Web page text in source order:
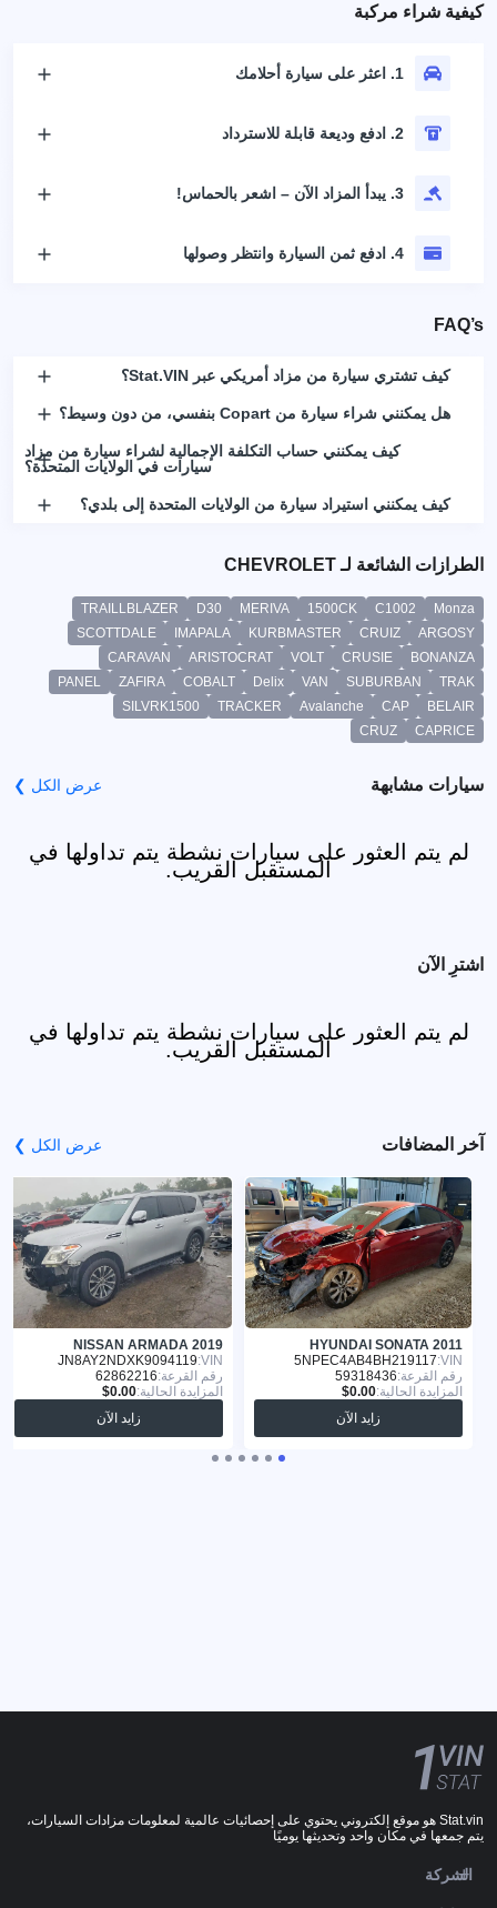
كيفية شراء مركبة
1. اعثر على سيارة أحلامك
2. ادفع وديعة قابلة للاسترداد
3. يبدأ المزاد الآن – اشعر بالحماس!
4. ادفع ثمن السيارة وانتظر وصولها
FAQ’s
كيف تشتري سيارة من مزاد أمريكي عبر Stat.VIN؟
هل يمكنني شراء سيارة من Copart بنفسي، من دون وسيط؟
كيف يمكنني حساب التكلفة الإجمالية لشراء سيارة من مزاد
سيارات في الولايات المتحدة؟
كيف يمكنني استيراد سيارة من الولايات المتحدة إلى بلدي؟
الطرازات الشائعة لـ CHEVROLET
Monza
C1002
1500CK
MERIVA
D30
TRAILLBLAZER
ARGOSY
CRUIZ
KURBMASTER
IMAPALA
SCOTTDALE
BONANZA
CRUSIE
VOLT
ARISTOCRAT
CARAVAN
TRAK
SUBURBAN
VAN
Delix
COBALT
ZAFIRA
PANEL
BELAIR
CAP
Avalanche
TRACKER
SILVRK1500
CAPRICE
CRUZ
سيارات مشابهة عرض الكل ❯
لم يتم العثور على سيارات نشطة يتم تداولها في
المستقبل القريب.
اشترِ الآن
لم يتم العثور على سيارات نشطة يتم تداولها في
المستقبل القريب.
آخر المضافات عرض الكل ❯
HYUNDAI SONATA 2011
VIN:
5NPEC4AB4BH219117
رقم القرعة:59318436
المزايدة الحالية:
زايد الآن
NISSAN ARMADA 2019
VIN:
JN8AY2NDXK9094119
رقم القرعة:62862216
المزايدة الحالية:
زايد الآن
Stat.vin هو موقع إلكتروني يحتوي على إحصائيات عالمية لمعلومات مزادات السيارات،
يتم جمعها في مكان واحد وتحديثها يوميًا
الشركة